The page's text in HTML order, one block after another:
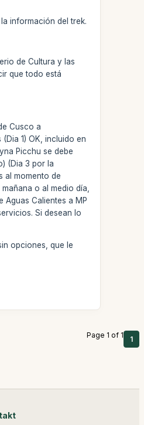
información del trek.
de Cultura y las
que todo está
Cusco a
1) OK, incluido en
Picchu se debe
(Dia 3 por la
al momento de
o al medio día,
Calientes a MP
Si desean lo
opciones, que le
Page 1 of 1 1